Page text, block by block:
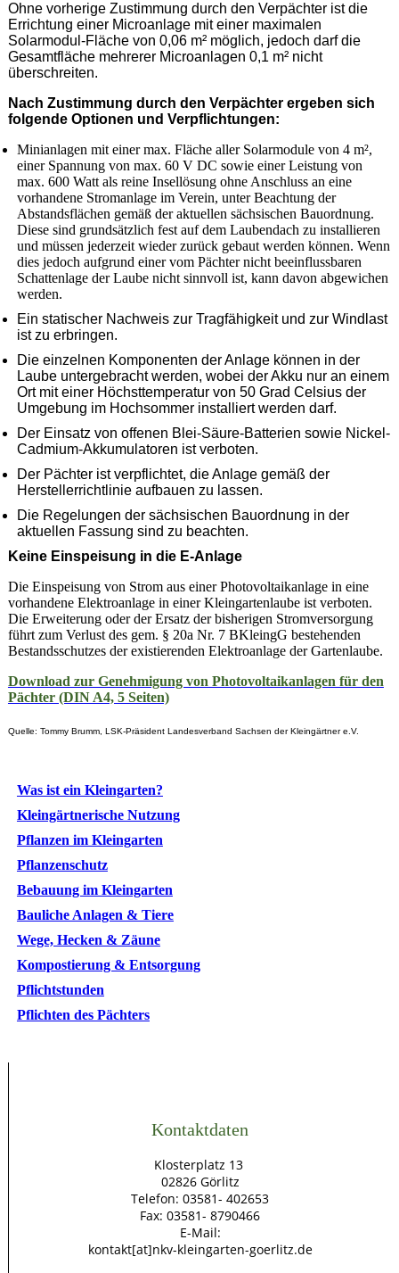
Ohne vorherige Zustimmung durch den Verpächter ist die
Errichtung einer Microanlage mit einer maximalen
Solarmodul-Fläche von 0,06 m² möglich, jedoch darf die
Gesamtfläche mehrerer Microanlagen 0,1 m² nicht
überschreiten.
Nach Zustimmung durch den Verpächter ergeben sich
folgende Optionen und Verpflichtungen:
Minianlagen mit einer max. Fläche aller Solarmodule von 4 m²,
einer Spannung von max. 60 V DC sowie einer Leistung von
max. 600 Watt als reine Insellösung ohne Anschluss an eine
vorhandene Stromanlage im Verein, unter Beachtung der
Abstandsflächen gemäß der aktuellen sächsischen Bauordnung.
Diese sind grundsätzlich fest auf dem Laubendach zu installieren
und müssen jederzeit wieder zurück gebaut werden können. Wenn
dies jedoch aufgrund einer vom Pächter nicht beeinflussbaren
Schattenlage der Laube nicht sinnvoll ist, kann davon abgewichen
werden.
Ein statischer Nachweis zur Tragfähigkeit und zur Windlast
ist zu erbringen.
Die einzelnen Komponenten der Anlage können in der
Laube untergebracht werden, wobei der Akku nur an einem
Ort mit einer Höchsttemperatur von 50 Grad Celsius der
Umgebung im Hochsommer installiert werden darf.
Der Einsatz von offenen Blei-Säure-Batterien sowie Nickel-
Cadmium-Akkumulatoren ist verboten.
Der Pächter ist verpflichtet, die Anlage gemäß der
Herstellerrichtlinie aufbauen zu lassen.
Die Regelungen der sächsischen Bauordnung in der
aktuellen Fassung sind zu beachten.
Keine Einspeisung in die E-Anlage
Die Einspeisung von Strom aus einer Photovoltaikanlage in eine
vorhandene Elektroanlage in einer Kleingartenlaube ist verboten.
Die Erweiterung oder der Ersatz der bisherigen Stromversorgung
führt zum Verlust des gem. § 20a Nr. 7 BKleingG bestehenden
Bestandsschutzes der existierenden Elektroanlage der Gartenlaube.
Download zur Genehmigung von Photovoltaikanlagen für den
Pächter (DIN A4, 5 Seiten)
Quelle: Tommy Brumm, LSK-Präsident Landesverband Sachsen der Kleingärtner e.V.
Was ist ein Kleingarten?
Kleingärtnerische Nutzung
Pflanzen im Kleingarten
Pflanzenschutz
Bebauung im Kleingarten
Bauliche Anlagen & Tiere
Wege, Hecken & Zäune
Kompostierung & Entsorgung
Pflichtstunden
Pflichten des Pächters
Kontaktdaten
Klosterplatz 13
02826 Görlitz
Telefon: 03581- 402653
Fax: 03581- 8790466
E-Mail:
kontakt[at]nkv-kleingarten-goerlitz.de